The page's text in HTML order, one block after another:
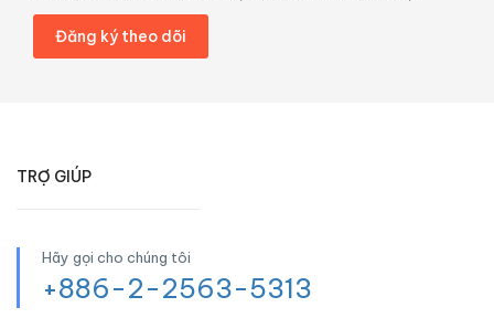
TRỢ GIÚP
Hãy gọi cho chúng tôi
+886-2-2563-5313